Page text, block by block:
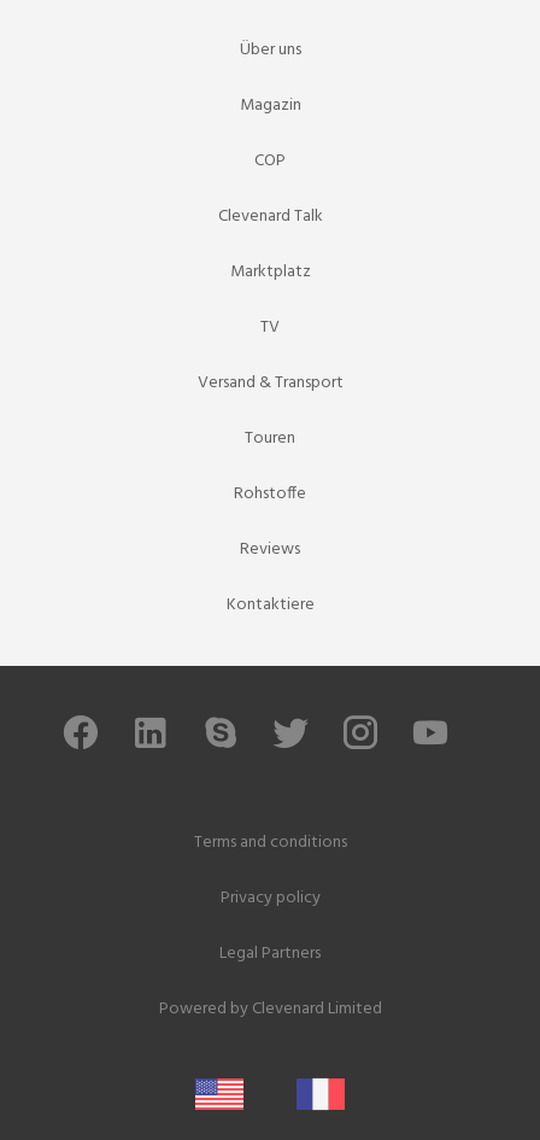
Über uns
Magazin
COP
Clevenard Talk
Marktplatz
TV
Versand & Transport
Touren
Rohstoffe
Reviews
Kontaktiere
Terms and conditions
Privacy policy
Legal Partners
Powered byClevenard Limited